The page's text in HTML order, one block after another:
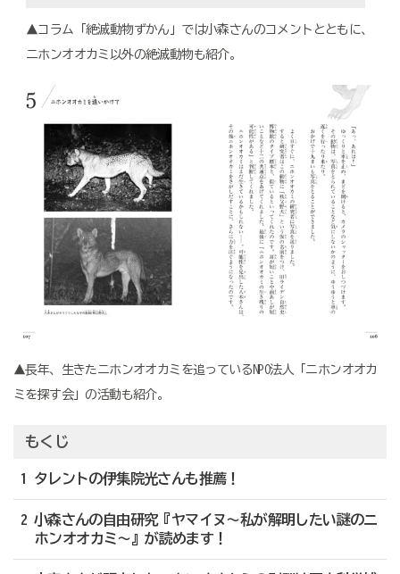
▲コラム「絶滅動物ずかん」では小森さんのコメントとともに、
ニホンオオカミ以外の絶滅動物も紹介。
▲長年、生きたニホンオオカミを追っているNPO法人「ニホンオオカ
ミを探す会」の活動も紹介。
もくじ
1 タレントの伊集院光さんも推薦！
2 小森さんの自由研究『ヤマイヌ～私が解明したい謎のニ
ホンオオカミ～』が読めます！